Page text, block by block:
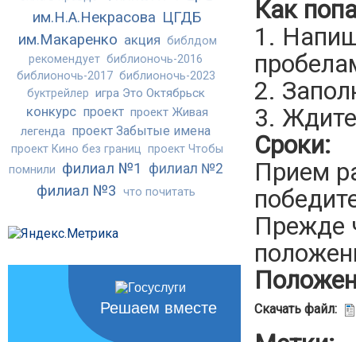
им.Н.А.Некрасова ЦГДБ
им.Макаренко акция библдом
рекомендует библионочь-2016
библионочь-2017 библионочь-2023
буктрейлер игра Это Октябрьск
конкурс проект проект Живая
легенда проект Забытые имена
проект Кино без границ проект Чтобы
помнили филиал №1 филиал №2
филиал №3 что почитать
Решаем вместе
Как
1.
2.
3.
Сроки:
Прием
Прежде
Скачать файл: